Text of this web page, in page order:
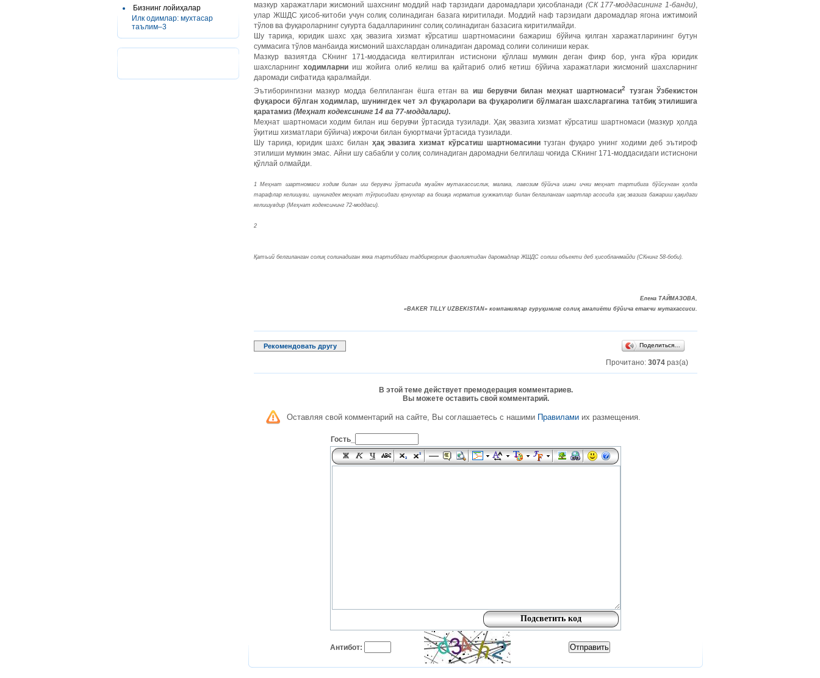
Бизнинг лойиҳалар
Илк одимлар: мухтасар
таълим–3
мазкур харажатлари жисмоний шахснинг моддий наф тарзидаги даромадлари ҳисобланади (СК 177-моддасининг 1-банди),
улар ЖШДС ҳисоб-китоби учун солиқ солинадиган базага киритилади. Моддий наф тарзидаги даромадлар ягона ижтимоий
тўлов ва фуқароларнинг суғурта бадалларининг солиқ солинадиган базасига киритилмайди.
Шу тариқа, юридик шахс ҳақ эвазига хизмат кўрсатиш шартномасини бажариш бўйича қилган харажатларининг бутун
суммасига тўлов манбаида жисмоний шахслардан олинадиган даромад солиғи солиниши керак.
Мазкур вазиятда СКнинг 171-моддасида келтирилган истиснони қўллаш мумкин деган фикр бор, унга кўра юридик
шахсларнингходимларни иш жойига олиб келиш ва қайтариб олиб кетиш бўйича харажатлари жисмоний шахсларнинг
даромади сифатида қаралмайди.
Эътиборингизни мазкур модда белгиланган ёшга етган ва иш берувчи билан меҳнат шартномаси2
тузган Ўзбекистон
фуқароси бўлган ходимлар, шунингдек чет эл фуқаролари ва фуқаролиги бўлмаган шахсларгагина татбиқ этилишига
қаратамиз (Меҳнат кодексининг 14 ва 77-моддалари).
Меҳнат шартномаси ходим билан иш берувчи ўртасида тузилади. Ҳақ эвазига хизмат кўрсатиш шартномаси (мазкур ҳолда
ўқитиш хизматлари бўйича) ижрочи билан буюртмачи ўртасида тузилади.
Шу тариқа, юридик шахс билан ҳақ эвазига хизмат кўрсатиш шартномасинитузган фуқаро унинг ходими деб эътироф
этилиши мумкин эмас. Айни шу сабабли у солиқ солинадиган даромадни белгилаш чоғида СКнинг 171-моддасидаги истиснони
қўллай олмайди.
1 Меҳнат шартномаси ходим билан иш берувчи ўртасида муайян мутахассислик, малака, лавозим бўйича ишни ички меҳнат тартибига бўйсунган ҳолда
тарафлар келишуви, шунингдек меҳнат тўғрисидаги қонунлар ва бошқа норматив ҳужжатлар билан белгиланган шартлар асосида ҳақ эвазига бажариш ҳақидаги
келишувдир (Меҳнат кодексининг 72-моддаси).
2
Қатъий белгиланган солиқ солинадиган якка тартибдаги тадбиркорлик фаолиятидан даромадлар ЖШДС солиш объекти деб ҳисобланмайди (СКнинг 58-боби).
Елена ТАЙМАЗОВА,
«BAKER TILLY UZBEKISTAN» компаниялар гуруҳининг солиқ амалиёти бўйича етакчи мутахассиси.
Рекомендовать другу Поделиться…
Прочитано: 3074 раз(а)
В этой теме действует премодерация комментариев.
Вы можете оставить свой комментарий.
Оставляя свой комментарий на сайте, Вы соглашаетесь с нашими Правилами их размещения.
Гость_
Антибот: